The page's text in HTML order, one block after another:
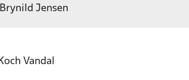
Jensen
Vandal